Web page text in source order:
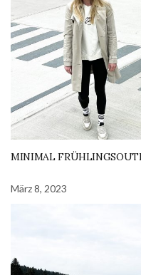
MINIMAL
März 8, 2023